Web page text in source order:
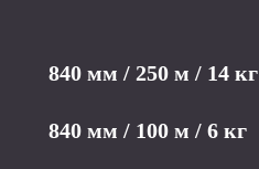
840 мм / 250 м / 14 кг
840 мм / 100 м / 6 кг